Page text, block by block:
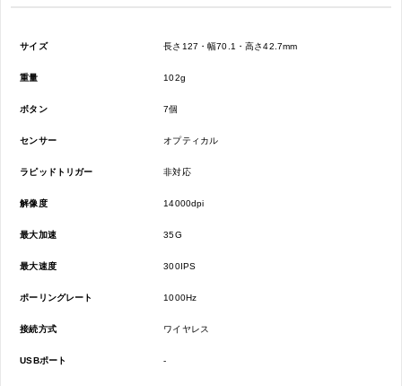
サイズ 長さ127・幅70.1・高さ42.7mm
重量 102g
ボタン 7個
センサー オプティカル
ラピッドトリガー 非対応
解像度 14000dpi
最大加速 35G
最大速度 300IPS
ポーリングレート 1000Hz
接続方式 ワイヤレス
USBポート -